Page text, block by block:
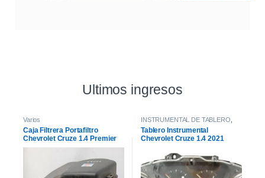
Ultimos ingresos
Varios
Caja Filtrera Portafiltro
Chevrolet Cruze 1.4 Premier
19/21
INSTRUMENTAL DE TABLERO
INTERIOR
Tablero Instrumental
Chevrolet Cruze 1.4 2021